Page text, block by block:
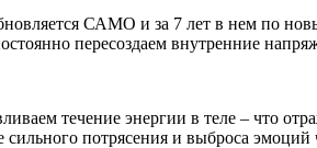
САМО и за 7 лет в нем по
пересоздаем внутренние
течение энергии в теле – что
потрясения и выброса